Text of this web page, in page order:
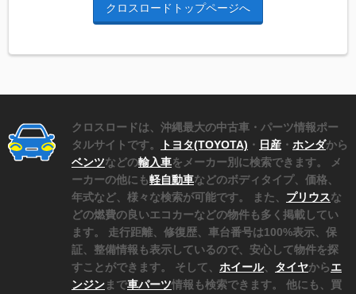
クロスロードトップページへ
クロスロードは、沖縄最大の中古車・パーツ情報ポー
タルサイトです。
トヨタ(TOYOTA) ・ 日産 ・ ホンダから
ベンツなどの輸入車をメーカー別に検索できます。 メ
ーカーの他にも軽自動車などのボディタイプ、価格、
年式など、様々な検索が可能です。 また、 プリウスな
どの燃費の良いエコカーなどの物件も多く掲載してい
ます。 走行距離、修復歴、車台番号は100%表示、保
証、整備情報も表示しているので、安心して物件を探
すことができます。 そして、 ホイール、 タイヤからエ
ンジンまで車パーツ情報も検索できます。 他にも、買